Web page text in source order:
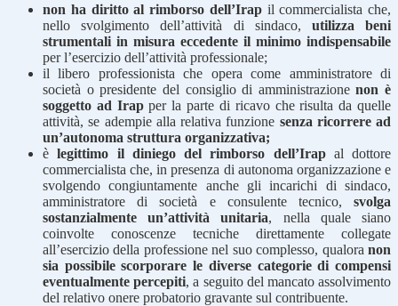
non ha diritto al rimborso dell’Irapil commercialista che,
nello svolgimento dell’attività di sindaco, utilizza beni
strumentali in misura eccedente il minimo indispensabile
per l’esercizio dell’attività professionale;
il libero professionista che opera come amministratore di
società o presidente del consiglio di amministrazionenon è
soggetto ad Irapper la parte di ricavo che risulta da quelle
attività, se adempie alla relativa funzione senza ricorrere ad
un’autonoma struttura organizzativa;
èlegittimo il diniego del rimborso dell’Irapal dottore
commercialista che, in presenza di autonoma organizzazione e
svolgendo congiuntamente anche gli incarichi di sindaco,
amministratore di società e consulente tecnico, svolga
sostanzialmente un’attività unitaria, nella quale siano
coinvolte conoscenze tecniche direttamente collegate
all’esercizio della professione nel suo complesso, qualora non
sia possibile scorporare le diverse categorie di compensi
eventualmente percepiti, a seguito del mancato assolvimento
del relativo onere probatorio gravante sul contribuente.